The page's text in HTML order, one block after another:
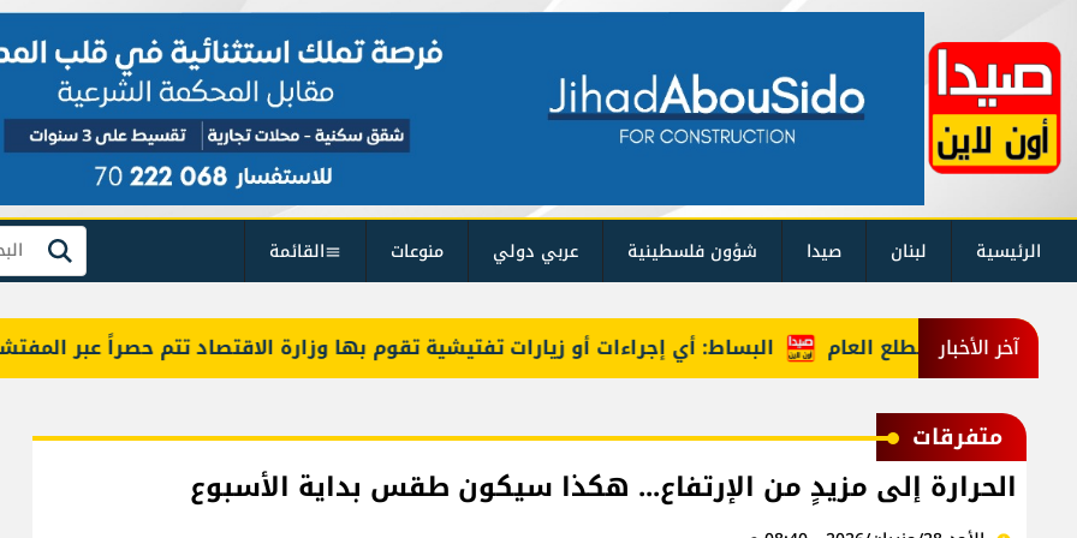
الرئيسية لبنان صيدا شؤون فلسطينية عربي دولي منوعات القائمة بحث
آخر الأخبار البساط: أي إجراءات أو زيارات تفتيشية تقوم بها وزارة الاقتصاد تتم حصراً عبر المفتشين
متفرقات
الحرارة إلى مزيدٍ من الإرتفاع... هكذا سيكون طقس بداية الأسبوع